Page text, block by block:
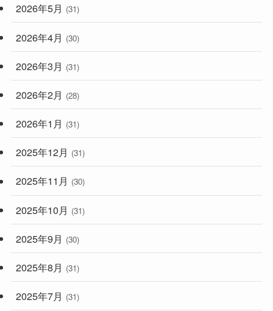
2026年5月 (31)
2026年4月 (30)
2026年3月 (31)
2026年2月 (28)
2026年1月 (31)
2025年12月 (31)
2025年11月 (30)
2025年10月 (31)
2025年9月 (30)
2025年8月 (31)
2025年7月 (31)